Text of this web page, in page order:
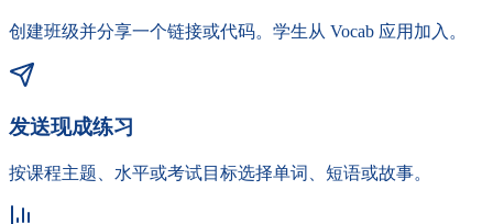
创建班级并分享一个链接或代码。学生从 Vocab 应用加入。
发送现成练习
按课程主题、水平或考试目标选择单词、短语或故事。